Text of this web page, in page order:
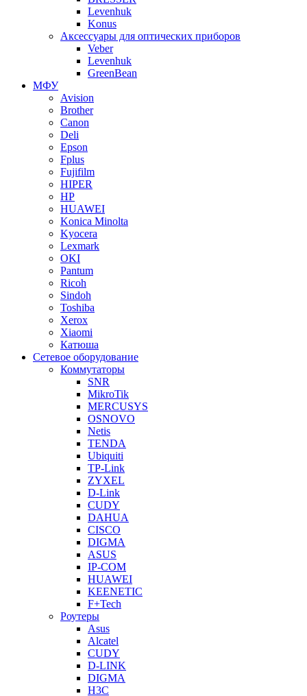
Levenhuk
Konus
Аксессуары для оптических приборов
Veber
Levenhuk
GreenBean
МФУ
Avision
Brother
Canon
Deli
Epson
Fplus
Fujifilm
HIPER
HP
HUAWEI
Konica Minolta
Kyocera
Lexmark
OKI
Pantum
Ricoh
Sindoh
Toshiba
Xerox
Xiaomi
Катюша
Сетевое оборудование
Коммутаторы
SNR
MikroTik
MERCUSYS
OSNOVO
Netis
TENDA
Ubiquiti
TP-Link
ZYXEL
D-Link
CUDY
DAHUA
CISCO
DIGMA
ASUS
IP-COM
HUAWEI
KEENETIC
F+Tech
Роутеры
Asus
Alcatel
CUDY
D-LINK
DIGMA
H3C